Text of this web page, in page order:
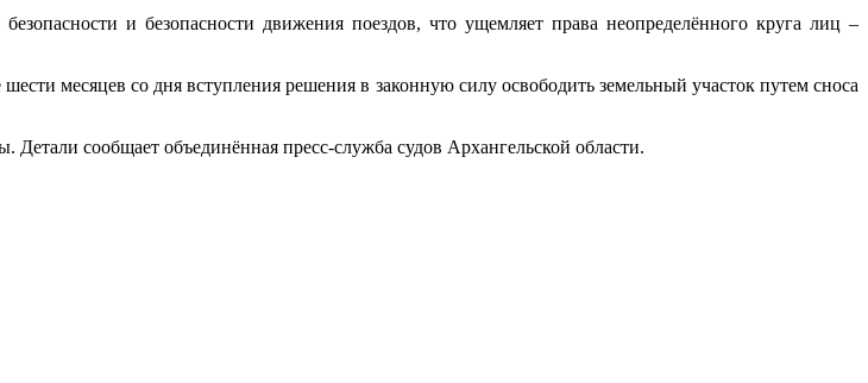
и безопасности движения поездов, что ущемляет права неопределённого круга лиц –
месяцев со дня вступления решения в законную силу освободить земельный участок путем сноса
сообщает объединённая пресс-служба судов Архангельской области.